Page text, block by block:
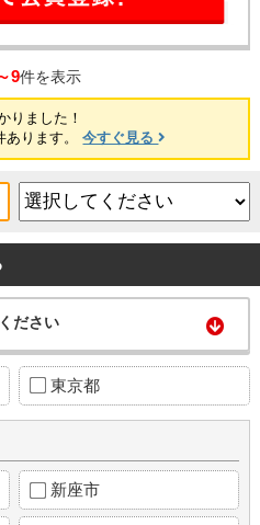
9件を表示
りました！
あります。今すぐ見る
ださい
東京都
新座市